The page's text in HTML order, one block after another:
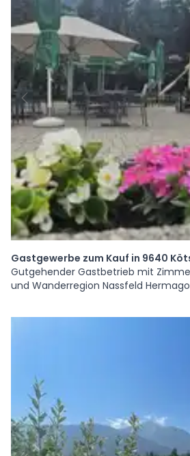
Gastgewerbe zum Kauf in 9640
Gutgehender Gastbetrieb mit
und Wanderregion Nassfeld